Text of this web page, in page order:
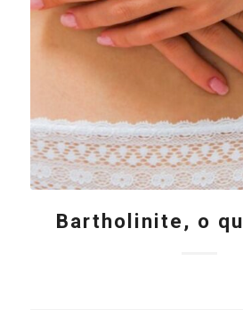
Bartholinite, o